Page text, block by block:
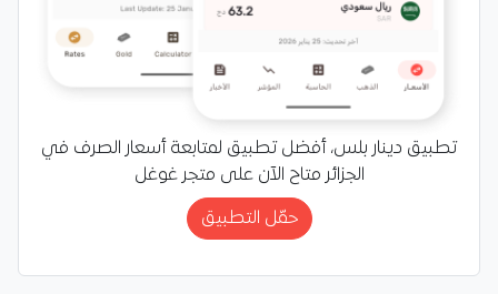
تطبيق دينار بلس، أفضل تطبيق لمتابعة أسعار الصرف في
الجزائر متاح الآن على متجر غوغل
حمّل التطبيق